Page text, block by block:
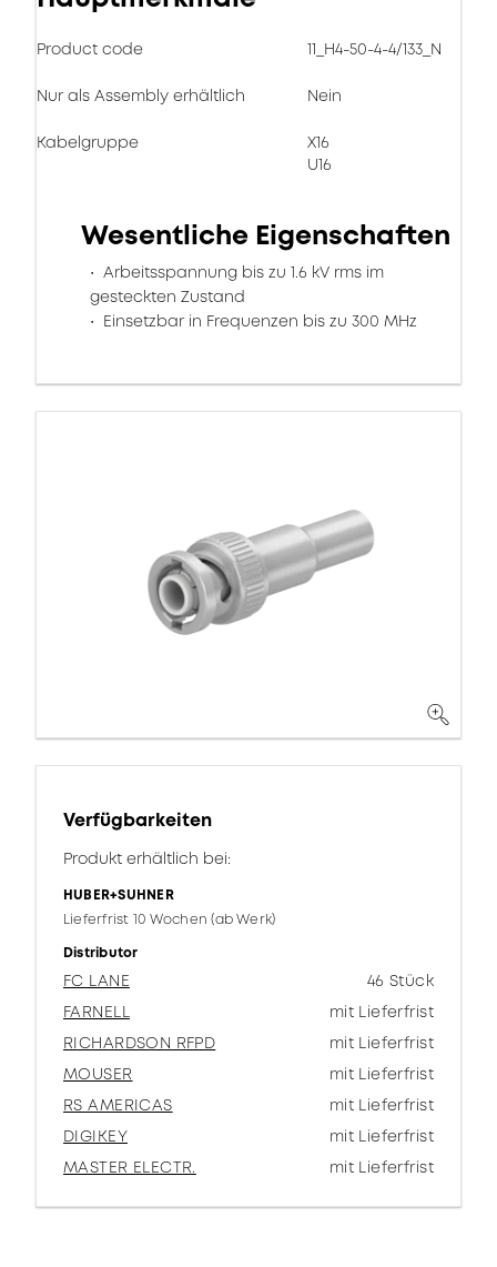
Product code 11_H4-50-4-4/133_N
Nur als Assembly erhältlich Nein
Kabelgruppe
X16
U16
Wesentliche Eigenschaften
Arbeitsspannung bis zu 1.6 kV rms im
gesteckten Zustand
Einsetzbar in Frequenzen bis zu 300 MHz
Verfügbarkeiten
Produkt erhältlich bei:
HUBER+SUHNER
Lieferfrist 10 Wochen (ab Werk)
Distributor
FC LANE
46 Stück
FARNELL
mit Lieferfrist
RICHARDSON RFPD
mit Lieferfrist
MOUSER
mit Lieferfrist
RS AMERICAS
mit Lieferfrist
DIGIKEY
mit Lieferfrist
MASTER ELECTR.
mit Lieferfrist